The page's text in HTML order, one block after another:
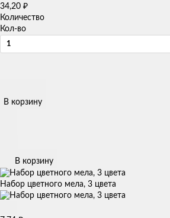
34,20 ₽
Количество
Кол-во
В корзину
В корзину
Набор цветного мела, 3 цвета